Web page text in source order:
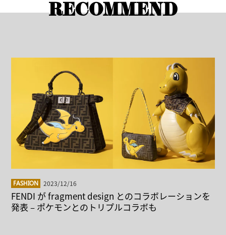
RECOMMEND
FASHION 2023/12/16
FENDI が fragment design とのコラボレーションを
発表 – ポケモンとのトリプルコラボも